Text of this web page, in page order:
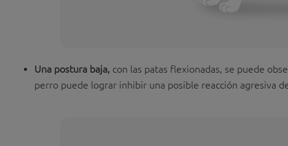
Una postura baja, con las patas flexionadas, se puede
perro puede lograr inhibir una posible reacción agresiva